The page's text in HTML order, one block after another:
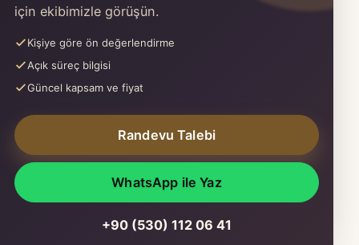
için ekibimizle görüşün.
Kişiye göre ön değerlendirme
Açık süreç bilgisi
Güncel kapsam ve fiyat
Randevu Talebi
WhatsApp ile Yaz
+90 (530) 112 06 41